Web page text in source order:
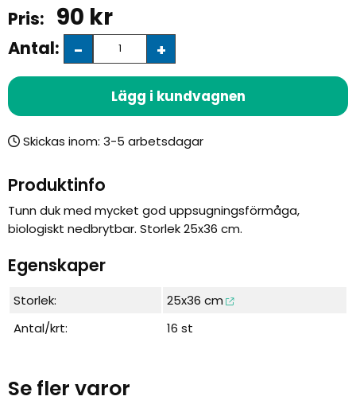
90 kr
Antal: +
-
Lägg i kundvagnen
Skickas inom:
Produktinfo
Tunn duk med mycket god uppsugningsförmåga,
biologiskt nedbrytbar. Storlek 25x36 cm.
Egenskaper
Storlek:
25x36 cm
Antal/krt:
16 st
Se fler varor